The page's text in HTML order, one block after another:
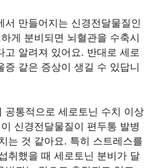
서 만들어지는 신경전달물질인
게 분비되면 뇌혈관을 수축시
고 알려져 있어요. 반대로 세로
증 같은 증상이 생길 수 있답니
공통적으로 세로토닌 수치 이상
신경전달물질이 편두통 발병
는 것 같아요. 특히 스트레스를
취했을 때 세로토닌 분비가 달